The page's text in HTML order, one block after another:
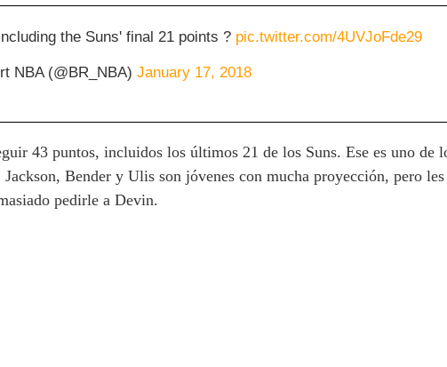
the Suns' final 21 points ? pic.twitter.com/4UVJoFde29
NBA (@BR_NBA) January 17, 2018
43 puntos, incluidos los últimos 21 de los Suns. Ese es uno de
Bender y Ulis son jóvenes con mucha proyección, pero les
pedirle a Devin.